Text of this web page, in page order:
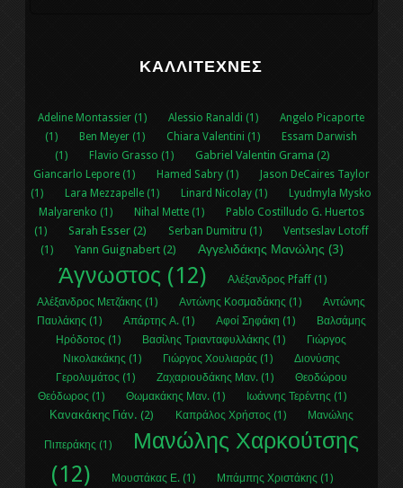
ΚΑΛΛΙΤΈΧΝΕΣ
Adeline Montassier (1) Alessio Ranaldi (1)
Angelo Picaporte
(1)
Ben Meyer (1) Chiara Valentini (1)
Essam Darwish
(1)
Flavio Grasso (1) Gabriel Valentin Grama (2)
Giancarlo Lepore (1) Hamed Sabry (1)
Jason DeCaires Taylor
(1)
Lara Mezzapelle (1) Linard Nicolay (1)
Lyudmyla Mysko
Malyarenko (1)
Nihal Μette (1)
Pablo Costilludo G. Huertos
(1)
Sarah Esser (2) Serban Dumitru (1)
Ventseslav Lotoff
(1)
Yann Guignabert (2) Αγγελιδάκης Μανώλης (3)
Άγνωστος (12)
Αλέξανδρος Pfaff (1)
Αλέξανδρος Μετζάκης (1)
Αντώνης Κοσμαδάκης (1)
Αντώνης
Παυλάκης (1)
Απάρτης Α. (1) Αφοί Σηφάκη (1)
Βαλσάμης
Ηρόδοτος (1)
Βασίλης Τριανταφυλλάκης (1)
Γιώργος
Νικολακάκης (1)
Γιώργος Χουλιαράς (1)
Διονύσης
Γερολυμάτος (1)
Ζαχαριουδάκης Μαν. (1)
Θεοδώρου
Θεόδωρος (1)
Θωμακάκης Μαν. (1) Ιωάννης Τερέντης (1)
Κανακάκης Γιάν. (2) Καπράλος Χρήστος (1) Μανώλης
Πιπεράκης (1)
Μανώλης Χαρκούτσης
(12)
Μουστάκας Ε. (1)
Μπάμπης Χριστάκης (1)